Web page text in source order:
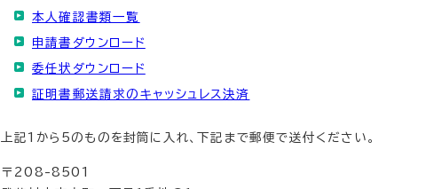
本人確認書類一覧
申請書ダウンロード
委任状ダウンロード
証明書郵送請求のキャッシュレス決済
上記1から5のものを封筒に入れ、下記まで郵便で送付ください。
〒208-8501